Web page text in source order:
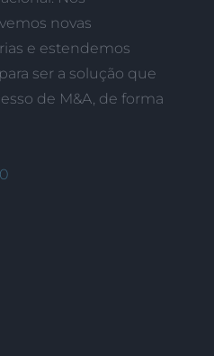
novas
e estendemos
ser a solução que
de M&A, de forma